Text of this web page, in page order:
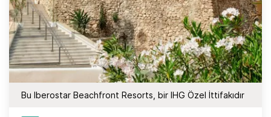
Bu Iberostar Beachfront Resorts, bir IHG Özel İttifakıdır